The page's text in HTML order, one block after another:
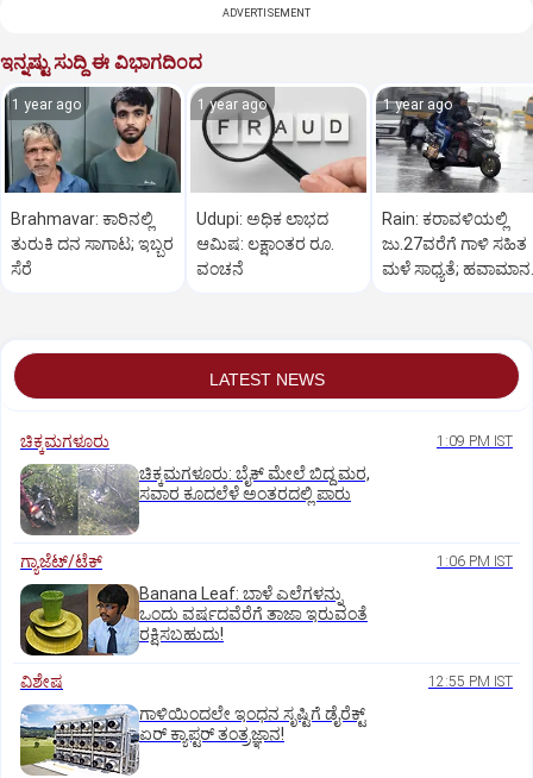
ADVERTISEMENT
ಇನ್ನಷ್ಟು ಸುದ್ದಿ ಈ ವಿಭಾಗದಿಂದ
1 year ago
Brahmavar: ಕಾರಿನಲ್ಲಿ
ತುರುಕಿ ದನ ಸಾಗಾಟ; ಇಬ್ಬರ
ಸೆರೆ
1 year ago
Udupi: ಅಧಿಕ ಲಾಭದ
ಆಮಿಷ: ಲಕ್ಷಾಂತರ ರೂ.
ವಂಚನೆ
1 year ago
Rain: ಕರಾವಳಿಯಲ್ಲಿ
ಜು.27ವರೆಗೆ ಗಾಳಿ ಸಹಿತ
ಮಳೆ ಸಾಧ್ಯತೆ; ಹವಾಮಾನ
LATEST NEWS
ಚಿಕ್ಕಮಗಳೂರು 1:09 PM IST
ಚಿಕ್ಕಮಗಳೂರು: ಬೈಕ್ ಮೇಲೆ ಬಿದ್ದ ಮರ,
ಸವಾರ ಕೂದಲೆಳೆ ಅಂತರದಲ್ಲಿ ಪಾರು
ಗ್ಯಾಜೆಟ್/ಟೆಕ್ 1:06 PM IST
Banana Leaf: ಬಾಳೆ ಎಲೆಗಳನ್ನು
ಒಂದು ವರ್ಷದವೆರೆಗೆ ತಾಜಾ ಇರುವಂತೆ
ರಕ್ಷಿಸಬಹುದು!
ವಿಶೇಷ 12:55 PM IST
ಗಾಳಿಯಿಂದಲೇ ಇಂಧನ ಸೃಷ್ಟಿಗೆ ಡೈರೆಕ್ಟ್
ಏರ್‌ ಕ್ಯಾಪ್ಟರ್ ತಂತ್ರಜ್ಞಾನ!